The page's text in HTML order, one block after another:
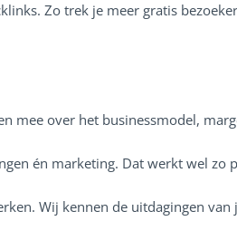
Zo trek je meer gratis
mee over het businessmodel,
én marketing. Dat werkt wel zo
Wij kennen de uitdagingen van